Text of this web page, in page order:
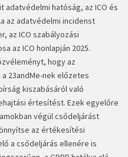
hatóság, az ICO és
az adatvédelmi incidenst
az ICO szabályozási
az ICO honlapján 2025.
hogy az
23andMe-nek előzetes
kiszabásáról való
értesítést. Ezek egyelőre
végül csődeljárást
az értékesítési
a csődeljárás ellenére is